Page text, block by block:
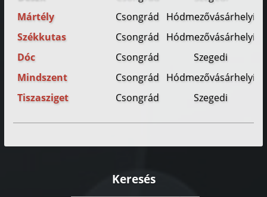
Mártély
Csongrád
Hódmezővásárhelyi
Székkutas
Csongrád
Hódmezővásárhelyi
Dóc
Csongrád
Szegedi
Mindszent
Csongrád
Hódmezővásárhelyi
Tiszasziget
Csongrád Szegedi
Keresés